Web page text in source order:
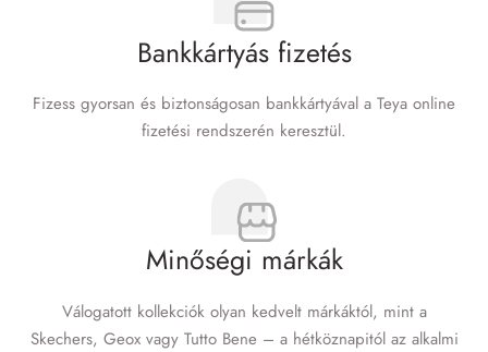
Bankkártyás fizetés
Fizess gyorsan és biztonságosan bankkártyával a Teya online
fizetési rendszerén keresztül.
Minőségi márkák
Válogatott kollekciók olyan kedvelt márkáktól, mint a
Skechers, Geox vagy Tutto Bene – a hétköznapitól az alkalmi